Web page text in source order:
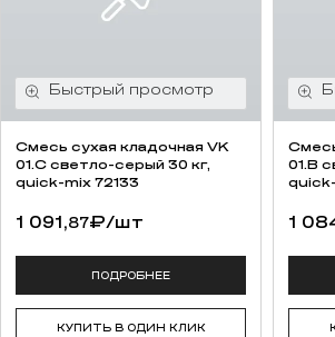
Смесь cухая кладочная VK
01.C светло-серый 30 кг,
quick-mix 72133
1 091,87₽/шт
ПОДРОБНЕЕ
КУПИТЬ В ОДИН КЛИК
01.B
1